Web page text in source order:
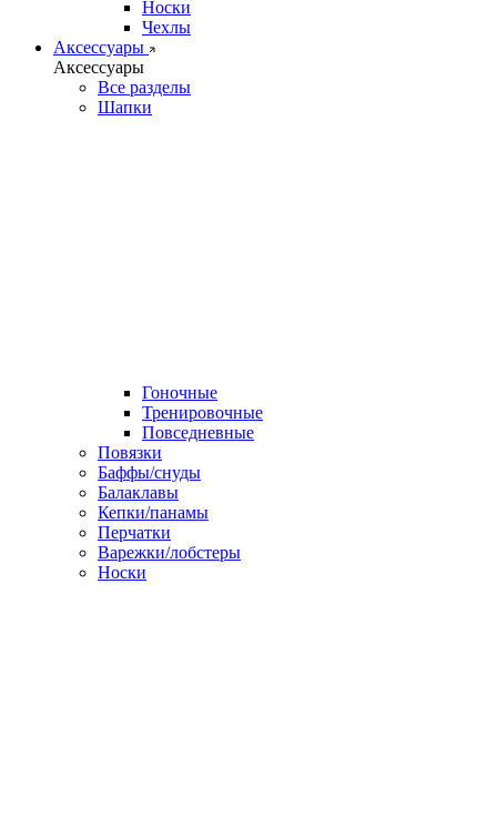
Носки
Чехлы
Аксессуары
Аксессуары
Все разделы
Шапки
Гоночные
Тренировочные
Повседневные
Повязки
Баффы/снуды
Балаклавы
Кепки/панамы
Перчатки
Варежки/лобстеры
Носки